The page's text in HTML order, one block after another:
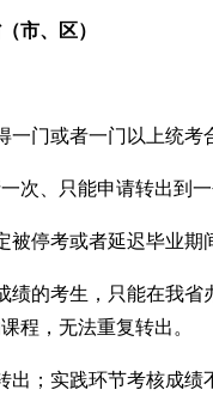
市、区）
门或者一门以上统考
次、只能申请转出到一
停考或者延迟毕业期
绩的考生，只能在我
程，无法重复转出。
；实践环节考核成绩